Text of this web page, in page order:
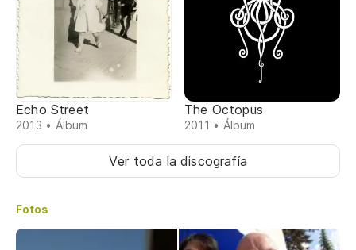
Echo Street
2013 • Álbum
The Octopus
2011 • Álbum
Ver toda la discografía
Fotos